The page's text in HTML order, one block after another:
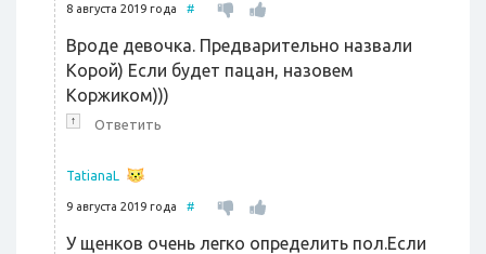
8 августа 2019 года #
Вроде девочка. Предварительно назвали
Корой) Если будет пацан, назовем
Коржиком)))
↑ Ответить
TatianaL
9 августа 2019 года #
У щенков очень легко определить пол.Если